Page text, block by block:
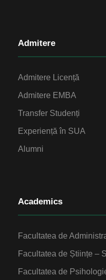
Admitere
Admitere Licență
Admitere EMBA
Transfer Studenți
Experiență în SUA
Alumni
Academics
Facultatea de
Facultatea de Științe –
Facultatea de